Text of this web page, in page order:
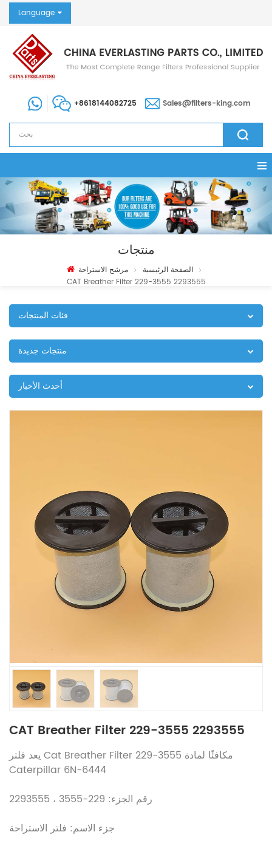
Language
+8618144082725 Sales@filters-king.com
منتجات
الصفحة الرئيسية
مرشح الاستراحة
CAT Breather Filter 229-3555 2293555
فئات المنتجات
منتجات جديدة
أحدث الأخبار
CAT Breather Filter 229-3555 2293555
يعد فلتر Cat Breather Filter 229-3555 مكافئًا لمادة
Caterpillar 6N-6444
رقم الجزء: 229-3555 ، 2293555
جزء الاسم: فلتر الاستراحة